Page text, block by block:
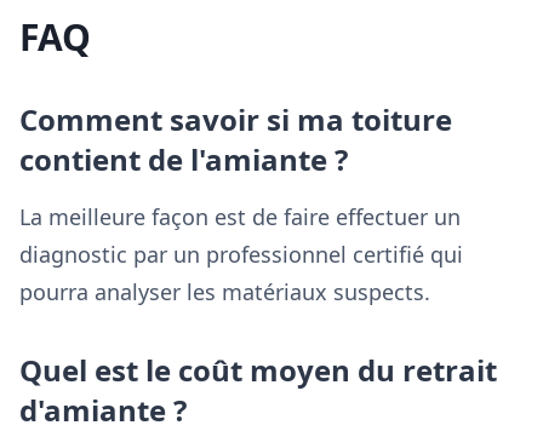
FAQ
Comment savoir si ma toiture
contient de l'amiante ?
La meilleure façon est de faire effectuer un
diagnostic par un professionnel certifié qui
pourra analyser les matériaux suspects.
Quel est le coût moyen du retrait
d'amiante ?